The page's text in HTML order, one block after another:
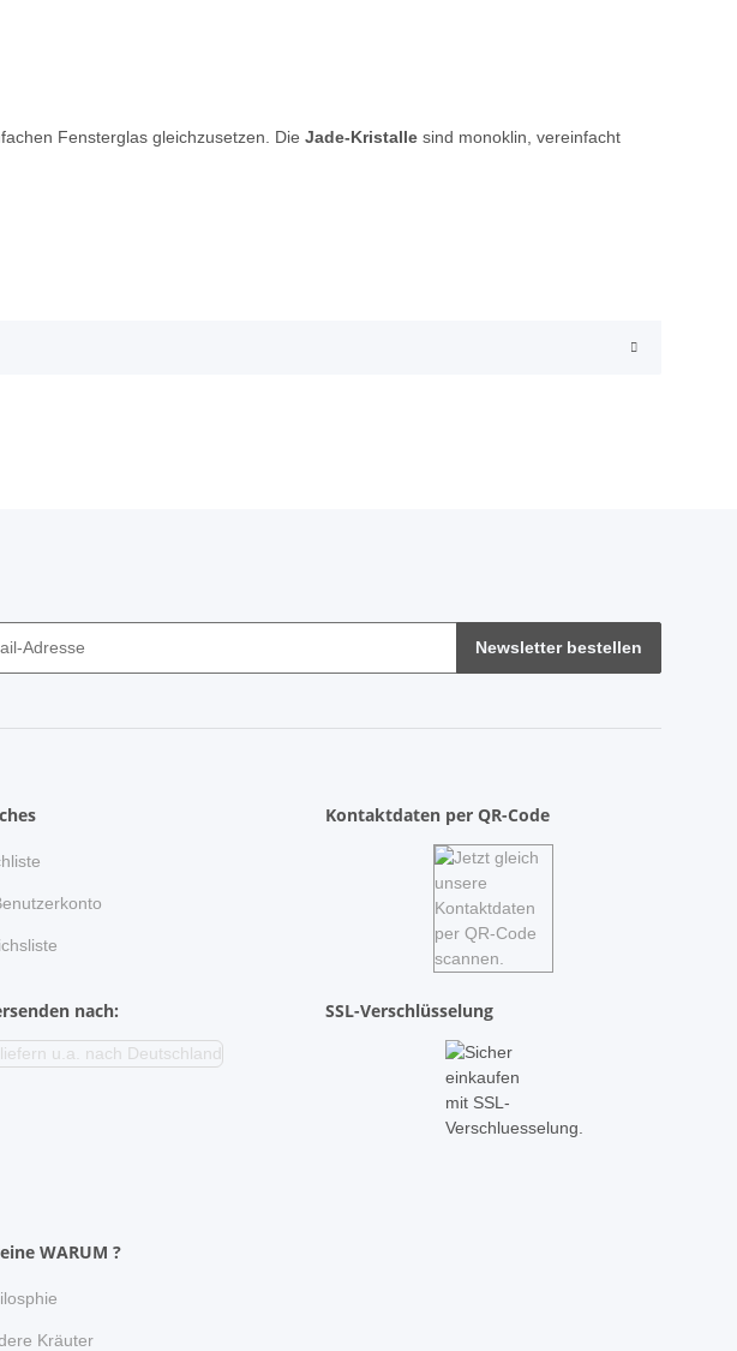
Fensterglas gleichzusetzen. Die Jade-Kristalle sind monoklin, vereinfacht
Newsletter bestellen
Kontaktdaten per QR-Code
nach: SSL-Verschlüsselung
WARUM ?
Kräuter